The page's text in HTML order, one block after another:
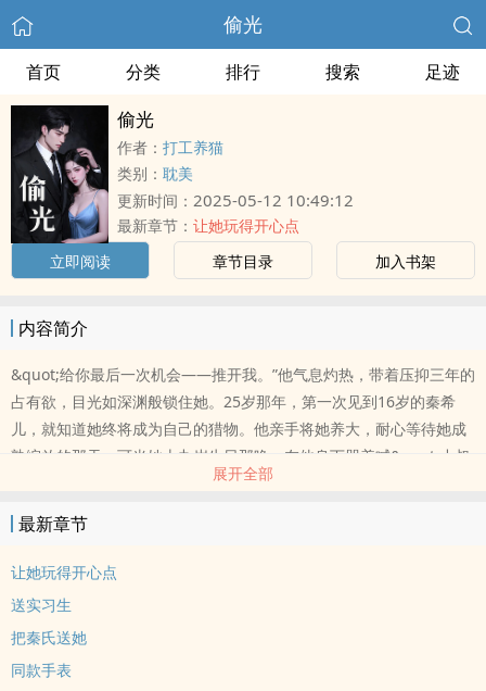
偷光
首页 分类 排行 搜索 足迹
偷光
作者： 打工养猫
类别： 耽美
更新时间： 2025-05-12 10:49:12
最新章节： 让她玩得开心点
立即阅读
章节目录 加入书架
内容简介
&quot;给你最后一次机会——推开我。”他气息灼热，带着压抑三年的
占有欲，目光如深渊般锁住她。25岁那年，第一次见到16岁的秦希
儿，就知道她终将成为自己的猎物。他亲手将她养大，耐心等待她成
熟绽放的那天。可当她十九岁生日那晚，在他身下哭着喊&quot;小叔
&quot;时，他彻底失控了。他强势、掠夺，逼她承认对他的渴望，却
在即将得手时因一场误会失去她五年。五年后重逢，她挽着另一个男
人的手宣布婚讯。&quot;得不到，就毁掉。&quot;他疯狂报复所有
人，只为了逼她回到身边。直到她亲口承认：&quot;是我不要你的孩
取豪夺）**车速只是氛围组 主线是又甜又虐的极致拉扯
展开全部
最新章节
让她玩得开心点
送实习生
把秦氏送她
同款手表